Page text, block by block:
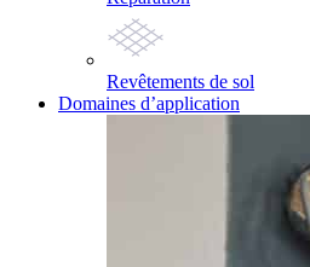
Revêtements de sol
Domaines d’application